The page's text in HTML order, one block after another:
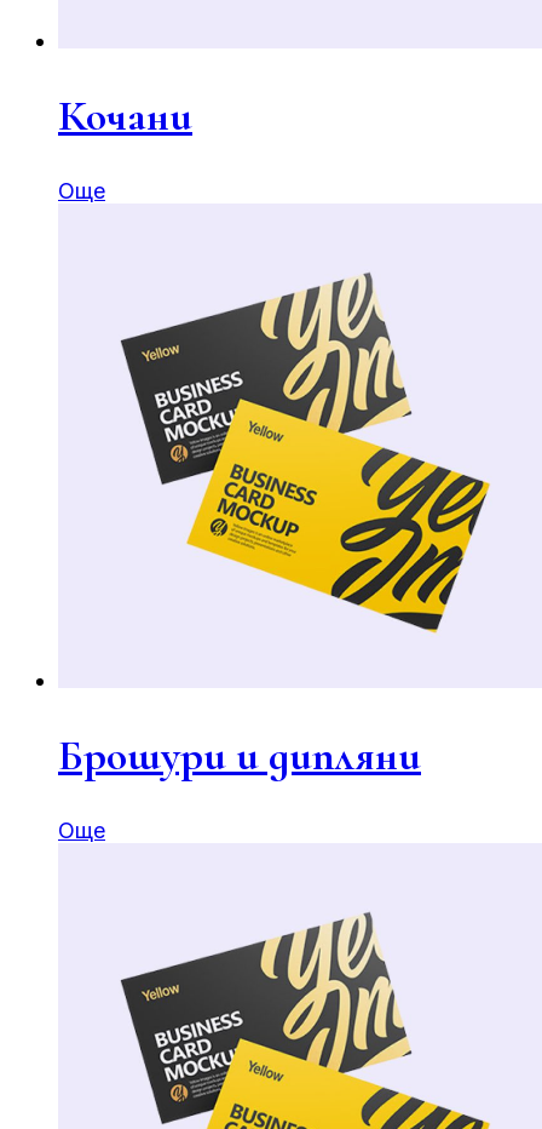
Кочани
Още
Брошури и дипляни
Още